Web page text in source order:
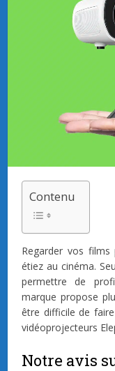
Contenu
Regarder vos
étiez au cinéma.
permettre de
marque propose
être difficile de
vidéoprojecteurs
Notre avis